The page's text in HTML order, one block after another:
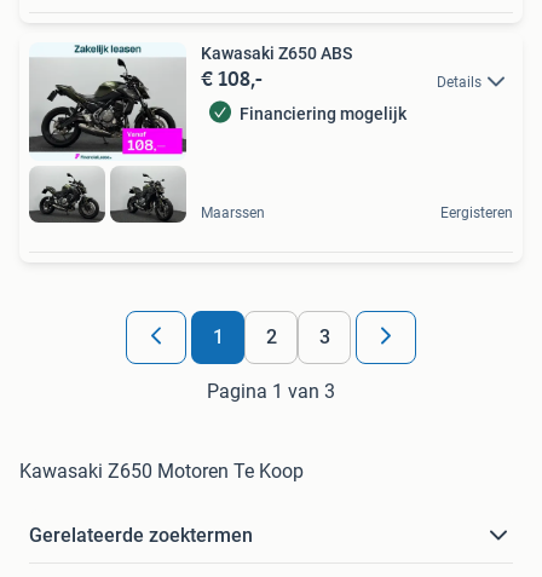
Kawasaki Z650 ABS
€ 108,- Details
Financiering mogelijk
Maarssen Eergisteren
1 2 3
Pagina 1 van 3
Kawasaki Z650 Motoren Te Koop
Gerelateerde zoektermen